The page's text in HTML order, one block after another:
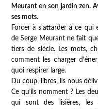
Meurant en son jardin zen.
ses mots.
Forcer à s’attarder à ce qui
de Serge Meurant ne fait
tiers de siècle. Les mots,
comment les charger
quoi respirer large.
Du coup, libres, ils nous
Ce qu’ils nomment ? Les
qui sont des lisières, les